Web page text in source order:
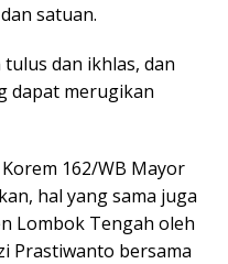
satuan.
dan ikhlas, dan
dapat merugikan
162/WB Mayor
hal yang sama juga
Lombok Tengah oleh
Prastiwanto bersama